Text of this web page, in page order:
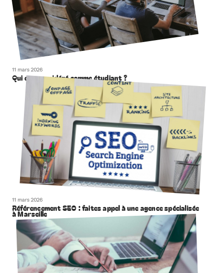
11 mars 2026
Qui est considéré comme étudiant ?
11 mars 2026
Référencement SEO : faites appel à une agence spécialisée
à Marseille